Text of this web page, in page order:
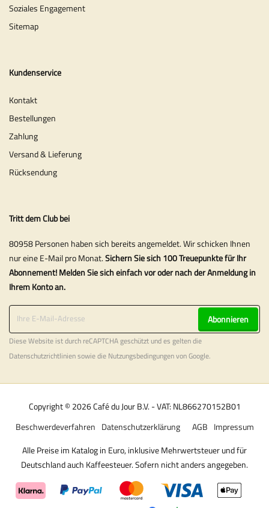
Soziales Engagement
Sitemap
Kundenservice
Kontakt
Bestellungen
Zahlung
Versand & Lieferung
Rücksendung
Tritt dem Club bei
80958 Personen haben sich bereits angemeldet. Wir schicken Ihnen
nur eine E-Mail pro Monat.Sichern Sie sich 100 Treuepunkte für Ihr
Abonnement! Melden Sie sich einfach vor oder nach der Anmeldung in
Ihrem Konto an.
Abonnieren
Diese Website ist durch reCAPTCHA geschützt und es gelten die
Datenschutzrichtliniensowie die Nutzungsbedingungenvon Google.
Copyright © 2026 Café du Jour B.V. - VAT: NL866270152B01
Impressum
AGB
Datenschutzerklärung
Beschwerdeverfahren
Alle Preise im Katalog in Euro, inklusive Mehrwertsteuer und für
Deutschland auch Kaffeesteuer. Sofern nicht anders angegeben.